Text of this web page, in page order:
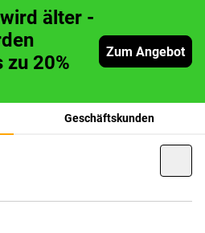
älter -
20%
Zum Angebot
Geschäftskunden